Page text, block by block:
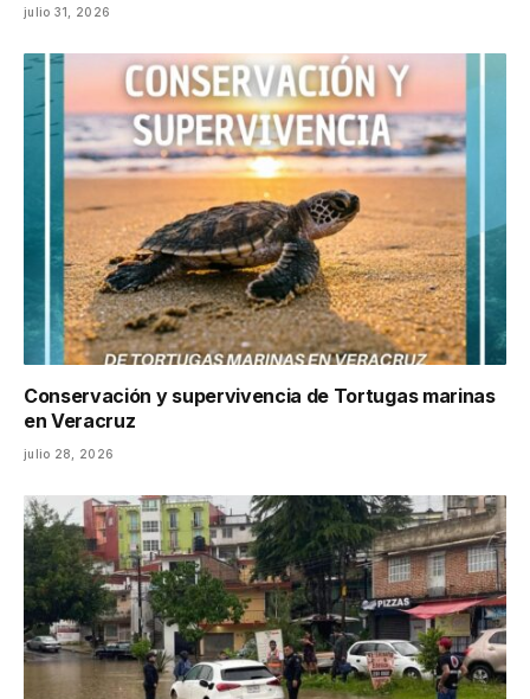
julio 31, 2026
Conservación y supervivencia de Tortugas marinas
en Veracruz
julio 28, 2026